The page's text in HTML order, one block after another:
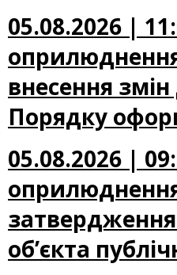
05.08.2026 |
внесення
Порядку
05.08.2026 |
оприлюднення
об’єкта